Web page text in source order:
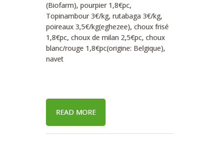
(Biofarm), pourpier 1,8€pc,
Topinambour 3€/kg, rutabaga 3€/kg,
poireaux 3,5€/kg(eghezee), choux frisé
1,8€pc, choux de milan 2,5€pc, choux
blanc/rouge 1,8€pc(origine: Belgique),
navet
READ MORE